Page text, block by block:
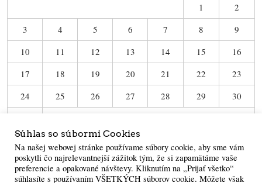
1
2
3
4 5 6 7 8
9
10
11 12 13 14 15
16
17
18 19 20 21 22
23
24
25 26 27 28 29
30
« Jun
Súhlas so súbormi Cookies
Na našej webovej stránke používame súbory cookie, aby sme vám
poskytli čo najrelevantnejší zážitok tým, že si zapamätáme vaše
preferencie a opakované návštevy. Kliknutím na „Prijať všetko“
súhlasíte s používaním VŠETKÝCH súborov cookie. Môžete však